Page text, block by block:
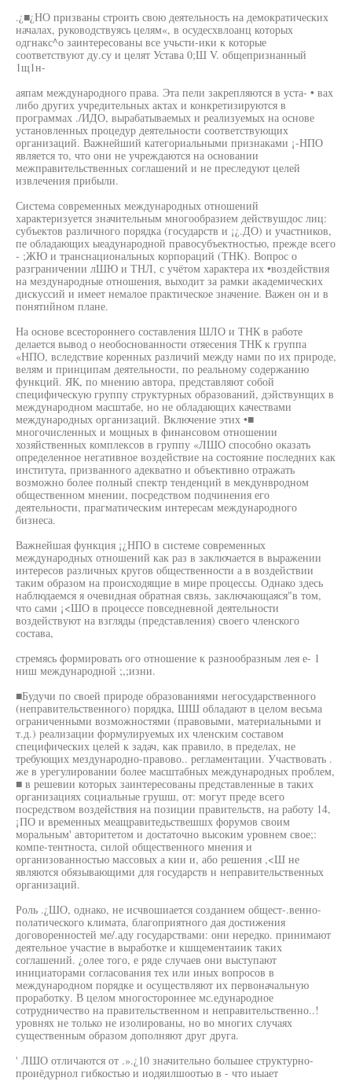
.¿■¿НО призваны строить свою деятельность на демократических
началах, руководствуясь целям«, в осудесхвлоанц которых
одгнакс^о заинтересованы все учьсти-ики к которые
соответствуют ду.су и целят Устава 0;Ш V. общепризнанный
1щ1н-
аяпам международного права. Эта пели закрепляются в уста- • вах
либо других учредительных актах и конкретизируются в
программах ./ИДО, вырабатываемых и реализуемых на основе
установленных процедур деятельности соответствующих
организаций. Важнейший категориальными признаками ¡-НПО
является то, что они не учреждаются на основании
межправительственных соглашений и не преследуют целей
извлечения прибыли.
Система современных международных отношений
характеризуется значительным многообразием действушдос лиц:
субъектов различного порядка (государств и ¡¿.ДО) и участников,
пе обладающих ыеадународной правосубъектностью, прежде всего
- ;ЖЮ и транснациональных корпораций (ТНК). Вопрос о
разграничении лШЮ и ТНЛ, с учётом характера их •воздействия
на мездународные отношения, выходит за рамки академических
дискуссий и имеет немалое практическое значение. Важен он и в
понятийном плане.
На основе всестороннего составления ШЛО и ТНК в работе
делается вывод о необоснованности отяесения ТНК к группа
«НПО, вследствие коренных различий между нами по их природе,
велям и принципам деятельности, по реальному содержанию
функций. ЯК, по мнению автора, представляют собой
специфическую группу структурных образований, дэйствунщих в
международном масштабе, но не обладающих качествами
международных организаций. Включение этих •■
многочисленных и мощных в финансовом отношении
хозяйственных комплексов в группу «ЛШО способно оказать
определенное негативное воздействие на состояние последних как
института, призванного адекватно и объективно отражать
возможно более полный спектр тенденций в мекдунвродном
общественном мнении, посредством подчинения его
деятельности, прагматическим интересам международного
бизнеса.
Важнейшая функция ¡¿НПО в системе современных
международных отношений как раз в заключается в выражении
интересов различных кругов общественности а в воздействии
таким образом на происходящие в мире процессы. Однако здесь
наблюдаемся я очевидная обратная связь, заключающаяся"в том,
что сами ¡<ШО в процессе повседневной деятельности
воздействуют на взгляды (представления) своего членского
состава,
стремясь формировать ого отношение к разнообразным лея е- 1
ниш международной ;,;изни.
■Будучи по своей природе образованиями негосударственного
(неправительственного) порядка, ШШ обладают в целом весьма
ограниченными возможностями (правовыми, материальными и
т.д.) реализации формулируемых их членским составом
специфических целей к задач, как правило, в пределах, не
требующих мездународно-правово.. регламентации. Участвовать .
же в урегулировании более масштабных международных проблем,
■ в решевии которых заинтересованы представленные в таких
организациях социальные грушш, от: могут преде всего
посредством воздействия на позиции правительств, на работу 14,
¡ПО и временных меащравитедьствешшх форумов своим
моральным' авторитетом и достаточно высоким уровнем свое;:
компе-тентноста, силой общественного мнения и
организованностью массовых а кии и, або решения ,<Ш не
являются обязывающими для государств н неправительственных
организаций.
Роль .¿ШО, однако, не исчвошиается созданием общест-.венно-
полатического климата, благоприятного дая достижения
договоренностей ме/.аду государствами: они нередко. принимают
деятельное участие в выработке и кшщементаиик таких
соглашений. ¿олее того, е ряде случаев они выступают
инициаторами согласования тех или иных вопросов в
международном порядке и осуществляют их первоначальную
проработку. В целом многостороннее мс.едународное
сотрудничество на правительственном и неправительственно..!
уровнях не только не изолированы, но во многих случаях
существенным образом дополняют друг друга.
' ЛШО отличаются от .».¿10 значительно большее структурно-
проиёдурнол гибкостью и иодяилшоотью в - что иыает